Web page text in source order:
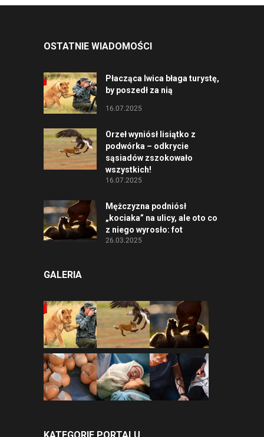
OSTATNIE WIADOMOŚCI
Płacząca lwica błaga turystę,
by poszedł za nią
16.07.2025
Orzeł wyniósł lisiątko z
podwórka – odkrycie
sąsiadów zszokowało
wszystkich!
16.07.2025
Mężczyzna podniósł
„kociaka” na ulicy, ale oto co
z niego wyrosło: fot
26.03.2025
GALERIA